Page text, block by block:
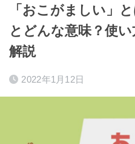
「おこがましい」
とどんな意味？使
解説
2022年1月12日